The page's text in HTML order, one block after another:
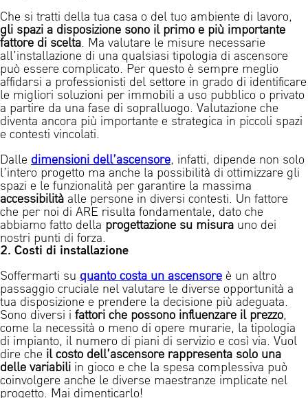
Che si tratti della tua casa o del tuo ambiente di lavoro,
gli spazi a disposizione sono il primo e più importante
fattore di scelta. Ma valutare le misure necessarie
all’installazione di una qualsiasi tipologia di ascensore
può essere complicato. Per questo è sempre meglio
affidarsi a professionisti del settore in grado di identificare
le migliori soluzioni per immobili a uso pubblico o privato
a partire da una fase di sopralluogo. Valutazione che
diventa ancora più importante e strategica in piccoli spazi
e contesti vincolati.
Dalle dimensioni dell’ascensore, infatti, dipende non solo
l’intero progetto ma anche la possibilità di ottimizzare gli
spazi e le funzionalità per garantire la massima
accessibilità alle persone in diversi contesti. Un fattore
che per noi di ARE risulta fondamentale, dato che
abbiamo fatto della progettazione su misura uno dei
nostri punti di forza.
2. Costi di installazione
Soffermarti su quanto costa un ascensore è un altro
passaggio cruciale nel valutare le diverse opportunità a
tua disposizione e prendere la decisione più adeguata.
Sono diversi i fattori che possono influenzare il prezzo,
come la necessità o meno di opere murarie, la tipologia
di impianto, il numero di piani di servizio e così via. Vuol
dire che il costo dell’ascensore rappresenta solo una
delle variabili in gioco e che la spesa complessiva può
coinvolgere anche le diverse maestranze implicate nel
progetto. Mai dimenticarlo!